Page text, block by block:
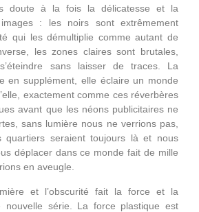
doute à la fois la délicatesse et la
: les noirs sont extrêmement
qui les démultiplie comme autant de
les zones claires sont brutales,
sans laisser de traces. La
en supplément, elle éclaire un monde
exactement comme ces réverbères
avant que les néons publicitaires ne
sans lumière nous ne verrions pas,
quartiers seraient toujours là et nous
déplacer dans ce monde fait de mille
en aveugle.
et l’obscurité fait la force et la
nouvelle série. La force plastique est